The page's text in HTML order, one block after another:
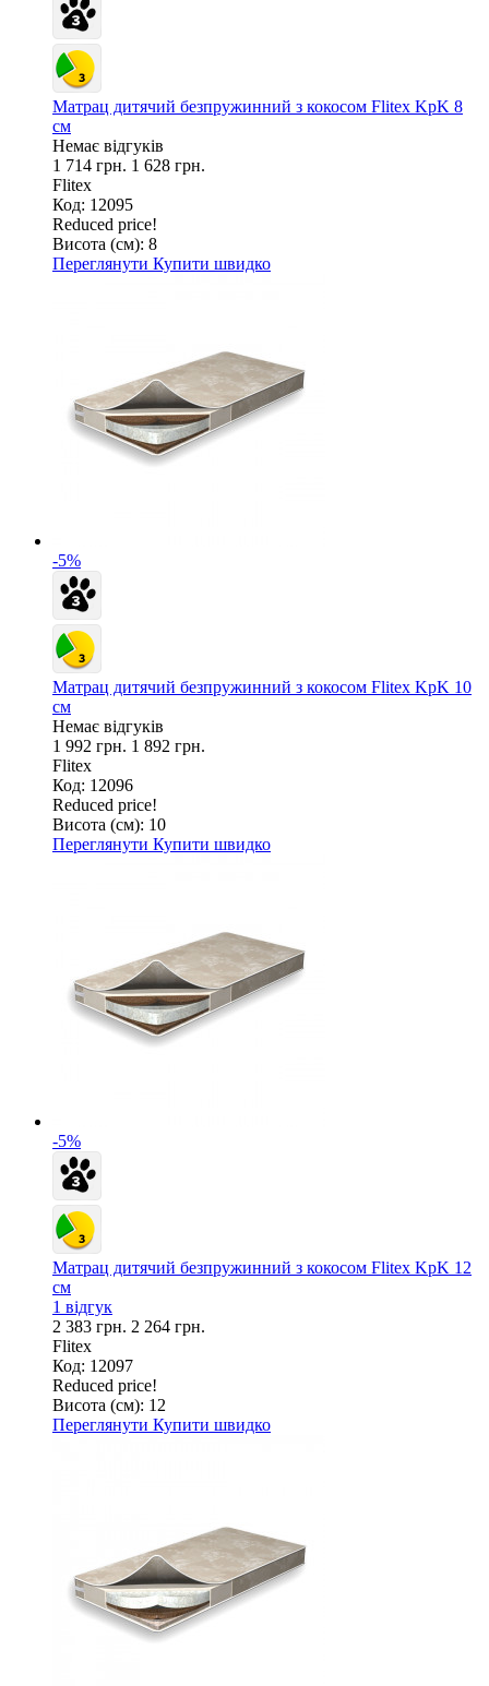
Матрац дитячий безпружинний з кокосом Flitex KpK 8
см
Немає відгуків
1 714 грн. 1 628 грн.
Flitex
Код: 12095
Reduced price!
Висота (см): 8
Переглянути Купити швидко
-5%
Матрац дитячий безпружинний з кокосом Flitex KpK 10
см
Немає відгуків
1 992 грн. 1 892 грн.
Flitex
Код: 12096
Reduced price!
Висота (см): 10
Переглянути Купити швидко
-5%
Матрац дитячий безпружинний з кокосом Flitex KpK 12
см
1 відгук
2 383 грн. 2 264 грн.
Flitex
Код: 12097
Reduced price!
Висота (см): 12
Переглянути Купити швидко